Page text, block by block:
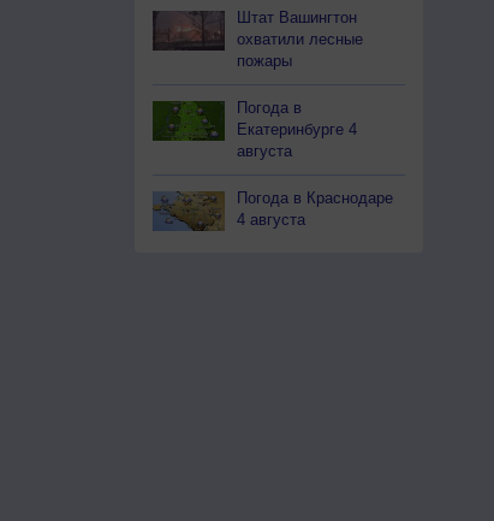
Штат Вашингтон
охватили лесные
пожары
Погода в
Екатеринбурге 4
августа
Погода в Краснодаре
4 августа